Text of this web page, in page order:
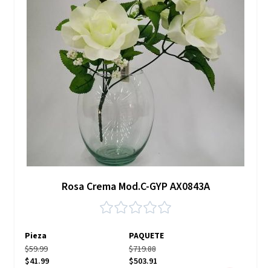
Rosa Crema Mod.C-GYP AX0843A
Pieza
PAQUETE
$59.99
$41.99
$719.88
$503.91